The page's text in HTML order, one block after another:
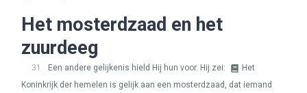
Het mosterdzaad en het
zuurdeeg
31 Een andere gelijkenis hield Hij hun voor. Hij zei:
Het
Koninkrijk der hemelen is gelijk aan een mosterdzaad, dat iemand